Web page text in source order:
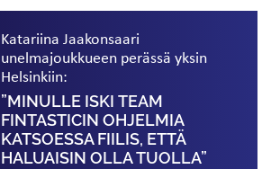
Katariina Jaakonsaari
unelmajoukkueen perässä yksin
Helsinkiin:
”MINULLE ISKI TEAM
FINTASTICIN OHJELMIA
KATSOESSA FIILIS, ETTÄ
HALUAISIN OLLA TUOLLA”